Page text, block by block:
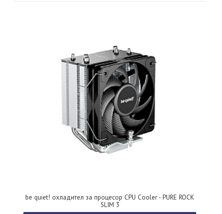
be quiet! охладител за процесор CPU Cooler - PURE ROCK
SLIM 3